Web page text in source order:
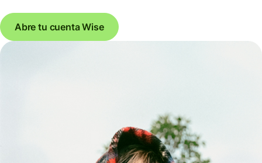
Abre tu cuenta Wise